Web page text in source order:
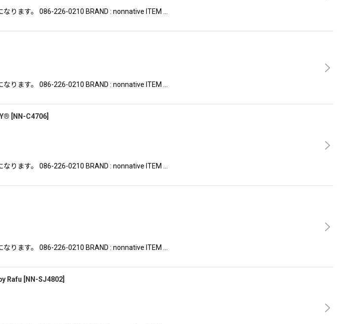
ります。 086-226-0210 BRAND : nonnative ITEM …
ります。 086-226-0210 BRAND : nonnative ITEM …
NN-C4706
ります。 086-226-0210 BRAND : nonnative ITEM …
ります。 086-226-0210 BRAND : nonnative ITEM …
Rafu NN-SJ4802